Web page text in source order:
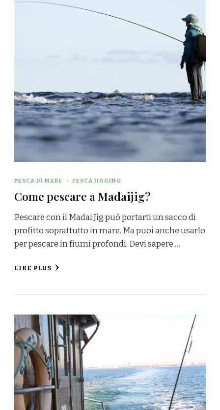
PESCA DI MARE PESCA JIGGING
Come pescare a Madaijig?
Pescare con il Madai Jig può portarti un sacco di
profitto soprattutto in mare. Ma puoi anche usarlo
per pescare in fiumi profondi. Devi sapere …
LIRE PLUS